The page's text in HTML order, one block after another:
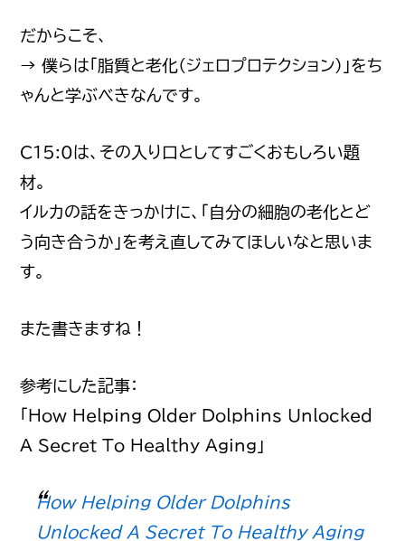
だからこそ、
→ 僕らは「脂質と老化（ジェロプロテクション）」をち
ゃんと学ぶべきなんです。
C15:0は、その入り口としてすごくおもしろい題
材。
イルカの話をきっかけに、「自分の細胞の老化とど
う向き合うか」を考え直してみてほしいなと思いま
す。
また書きますね！
参考にした記事：
「How Helping Older Dolphins Unlocked
A Secret To Healthy Aging」
How Helping Older Dolphins
Unlocked A Secret To Healthy Aging